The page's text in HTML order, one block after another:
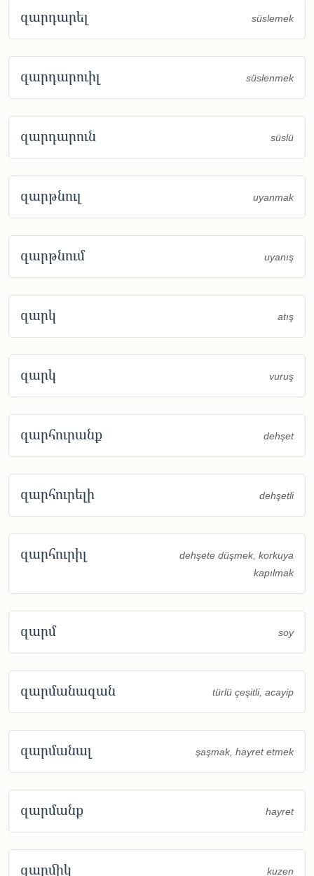
զարդարել süslemek
զարդարուիլ süslenmek
զարդարուն süslü
զարթնուլ uyanmak
զարթնում uyanış
զարկ atış
զարկ vuruş
զարհուրանք dehşet
զարհուրելի dehşetli
զարհուրիլ
dehşete düşmek, korkuya
kapılmak
զարմ soy
զարմանազան türlü çeşitli, acayip
զարմանալ şaşmak, hayret etmek
զարմանք hayret
զարմիկ kuzen